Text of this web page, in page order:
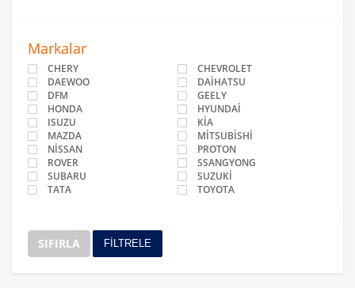
Markalar
CHERY
CHEVROLET
DAEWOO
DAİHATSU
DFM
GEELY
HONDA
HYUNDAİ
ISUZU
KİA
MAZDA
MİTSUBİSHİ
NİSSAN
PROTON
ROVER
SSANGYONG
SUBARU
SUZUKİ
TATA
TOYOTA
SIFIRLA FİLTRELE